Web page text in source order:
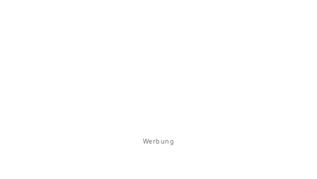
Werbung